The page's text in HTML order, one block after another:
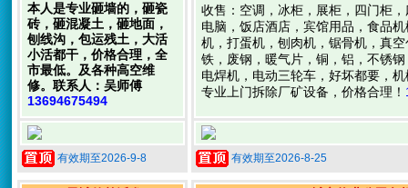
本人是专业砸墙的，砸瓷
砖，砸混凝土，砸地面，
刨线沟，包运残土，大活
小活都干，价格合理，全
市最低。及各种高空维
修。联系人：吴师傅
13694675494
有效期至2026-9-8
收售：空调，冰柜，展柜，四门柜
电脑，饭店酒店，宾馆用品，食品
机，打蛋机，刨肉机，锯骨机，真
铁，废钢，暖气片，铜，铝，不锈
电焊机，电动三轮车，好坏都要，
专业上门拆除厂矿设备，价格合理！
有效期至2026-8-25